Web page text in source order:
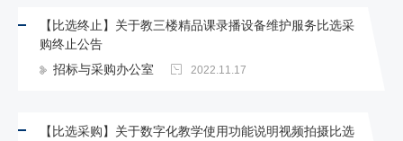
【比选终止】关于教三楼精品课录播设备维护服务比选采
购终止公告
招标与采购办公室
2022.11.17
【比选采购】关于数字化教学使用功能说明视频拍摄比选